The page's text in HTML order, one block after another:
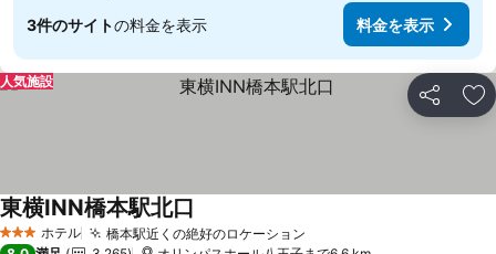
3件のサイトの料金を表示 料金を表示
シェア お
人気施設
3 ホテルのランク
ホテル 橋本駅近くの絶好のロケーション
東横INN橋本駅北口